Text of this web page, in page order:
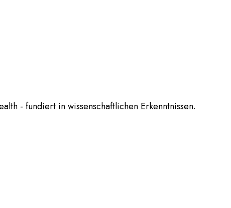
- fundiert in wissenschaftlichen Erkenntnissen.